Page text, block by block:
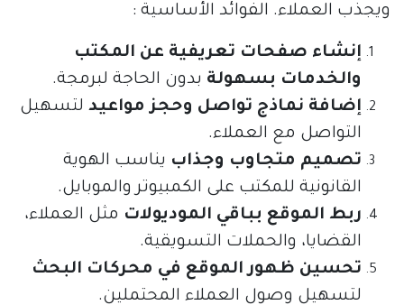
ويجذب العملاء. الفوائد الأساسية :
إنشاء صفحات تعريفية عن المكتب
والخدمات بسهولة بدون الحاجة لبرمجة.
إضافة نماذج تواصل وحجز مواعيد لتسهيل
التواصل مع العملاء.
تصميم متجاوب وجذاب يناسب الهوية
القانونية للمكتب على الكمبيوتر والموبايل.
ربط الموقع بباقي الموديولات مثل العملاء،
القضايا، والحملات التسويقية.
تحسين ظهور الموقع في محركات البحث
لتسهيل وصول العملاء المحتملين.